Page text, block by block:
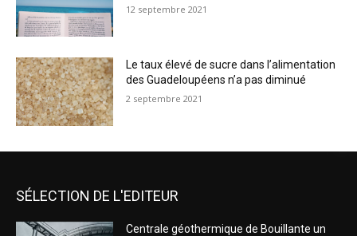
12 septembre 2021
Le taux élevé de sucre dans l’alimentation
des Guadeloupéens n’a pas diminué
2 septembre 2021
SÉLECTION DE L'EDITEUR
Centrale géothermique de Bouillante un